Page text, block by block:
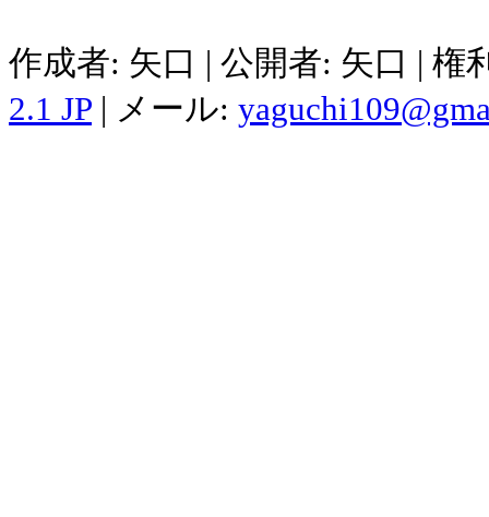
作成者: 矢口 | 公開者: 矢口 |
2.1 JP | メール: